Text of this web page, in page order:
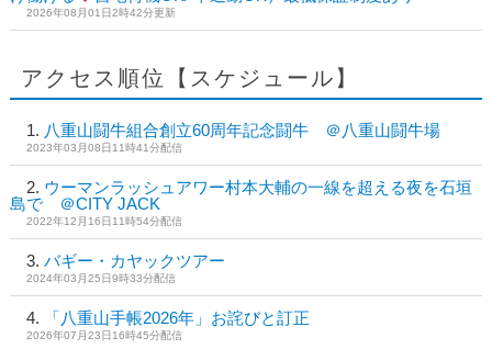
2026年08月01日2時42分更新
アクセス順位【スケジュール】
八重山闘牛組合創立60周年記念闘牛 ＠八重山闘牛場
2023年03月08日11時41分配信
ウーマンラッシュアワー村本大輔の一線を超える夜を石垣
島で ＠CITY JACK
2022年12月16日11時54分配信
バギー・カヤックツアー
2024年03月25日9時33分配信
「八重山手帳2026年」お詫びと訂正
2026年07月23日16時45分配信